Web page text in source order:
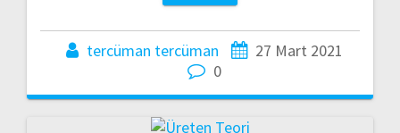
tercüman tercüman
27 Mart 2021
0